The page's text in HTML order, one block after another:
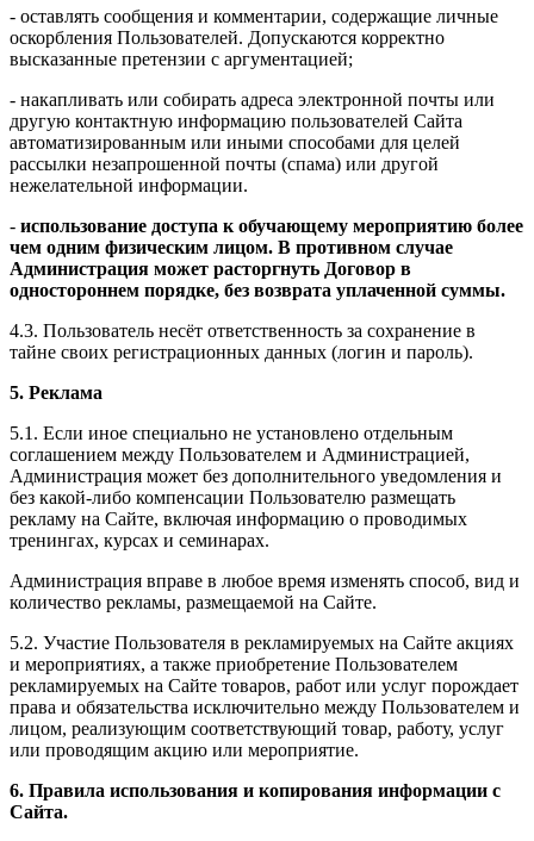
- оставлять сообщения и комментарии, содержащие личные
оскорбления Пользователей. Допускаются корректно
высказанные претензии с аргументацией;
- накапливать или собирать адреса электронной почты или
другую контактную информацию пользователей Сайта
автоматизированным или иными способами для целей
рассылки незапрошенной почты (спама) или другой
нежелательной информации.
- использование доступа к обучающему мероприятию более
чем одним физическим лицом. В противном случае
Администрация может расторгнуть Договор в
одностороннем порядке, без возврата уплаченной суммы.
4.3. Пользователь несёт ответственность за сохранение в
тайне своих регистрационных данных (логин и пароль).
5. Реклама
5.1. Если иное специально не установлено отдельным
соглашением между Пользователем и Администрацией,
Администрация может без дополнительного уведомления и
без какой-либо компенсации Пользователю размещать
рекламу на Сайте, включая информацию о проводимых
тренингах, курсах и семинарах.
Администрация вправе в любое время изменять способ, вид и
количество рекламы, размещаемой на Сайте.
5.2. Участие Пользователя в рекламируемых на Сайте акциях
и мероприятиях, а также приобретение Пользователем
рекламируемых на Сайте товаров, работ или услуг порождает
права и обязательства исключительно между Пользователем и
лицом, реализующим соответствующий товар, работу, услуг
или проводящим акцию или мероприятие.
6. Правила использования и копирования информации с
Сайта.